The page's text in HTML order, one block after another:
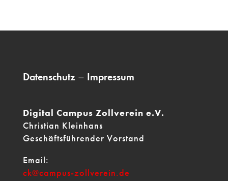
Datenschutz– Impressum
Digital Campus Zollverein e.V.
Christian Kleinhans
Geschäftsführender Vorstand
Email:
ck@campus-zollverein.de